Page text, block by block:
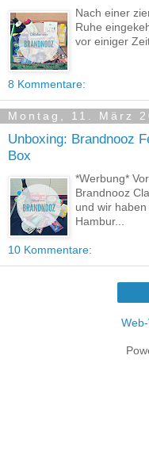
Nach einer
Ruhe
vor einiger
8 Kommentare:
Montag, 11. März
Unboxing: Brandnooz
Box
*Werbung*
Brandnooz
und wir
Hambur...
10 Kommentare: